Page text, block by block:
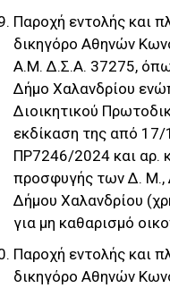
Παροχή εντολής και
δικηγόρο Αθηνών
Α.Μ. Δ.Σ.Α. 37275,
Δήμο Χαλανδρίου
Διοικητικού
εκδίκαση της από 17/
ΠΡ7246/2024 και αρ.
προσφυγής των Δ. Μ.,
Δήμου Χαλανδρίου
για μη καθαρισμό
Παροχή εντολής και
δικηγόρο Αθηνών